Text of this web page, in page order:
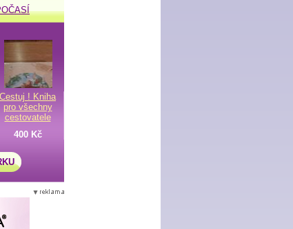
Cestuj ! Kniha
pro všechny
cestovatele
400 Kč